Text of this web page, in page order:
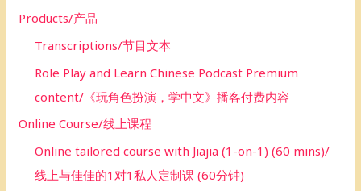
Products/产品
Transcriptions/节目文本
Role Play and Learn Chinese Podcast Premium
content/《玩角色扮演，学中文》播客付费内容
Online Course/线上课程
Online tailored course with Jiajia (1-on-1) (60 mins)/
线上与佳佳的1对1私人定制课 (60分钟)